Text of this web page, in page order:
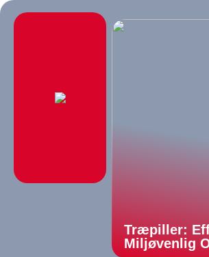
Træpiller:
Miljøvenlig